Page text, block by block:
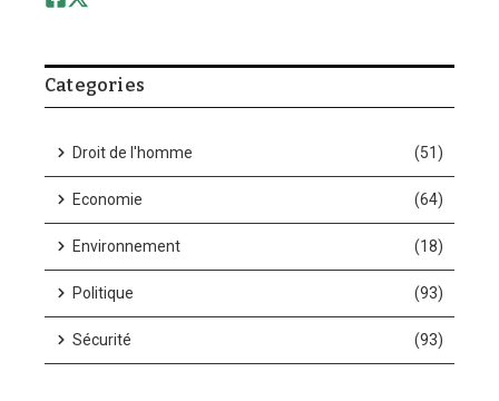
Categories
Droit de l'homme (51)
Economie (64)
Environnement (18)
Politique (93)
Sécurité (93)